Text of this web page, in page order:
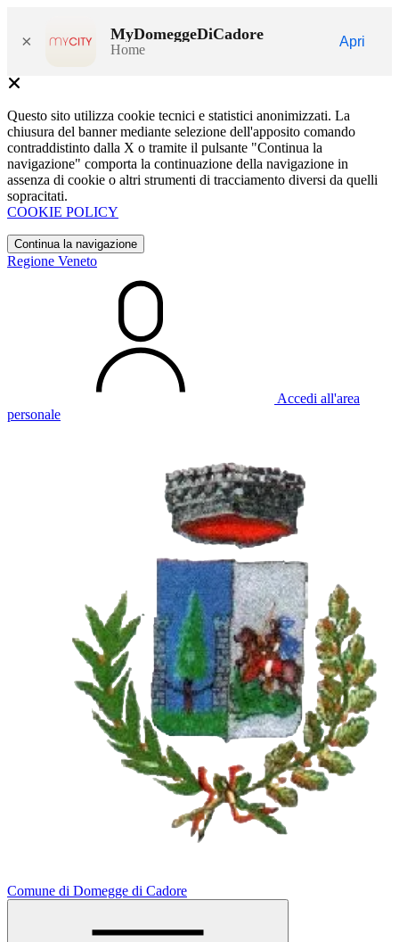
× MyDomeggeDiCadore
Home
Apri
Questo sito utilizza cookie tecnici e statistici anonimizzati. La
chiusura del banner mediante selezione dell'apposito comando
contraddistinto dalla X o tramite il pulsante "Continua la
navigazione" comporta la continuazione della navigazione in
assenza di cookie o altri strumenti di tracciamento diversi da quelli
sopracitati.
COOKIE POLICY
Continua la navigazione
Regione Veneto
Accedi all'area
personale
Comune di Domegge di Cadore